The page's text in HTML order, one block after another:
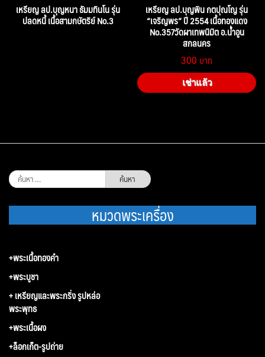
เหรียญ ลป.บุญหนา ธัมมทินโน รุ่น
ปลดหนี้ เนื้อสามกษัตริย์ No.3
เหรียญ ลป.บุญพิน กตปุณโญ รุ่น
“เจริญพร” ปี 2554 เนื้อทองแดง
No.357วัดผาเทพนิมิต อ.น้ำอูน
สกลนคร
300
เช่าแล้ว
ค้นหา
สำหรับ:
หมวดพระเครื่อง
+พระเนื้อทองคำ
+พระบูชา
+ เหรียญและพระกริ่ง รูปหล่อ
พระพุทธ
+พระเนื้อผง
+ล็อกเก็ต-รูปถ่าย